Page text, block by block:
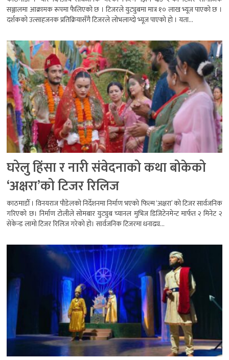
सञ्जालमा आक्रामक रूपमा फैलिएको छ । टिजरले युट्युबमा मात्र १० लाख भ्यूज पाएको छ ।
दर्शकको उत्साहजनक प्रतिक्रियासँगै टिजरले लोभलाग्दो भ्यूज पाएको हो । यता...
घरेलु हिंसा र नारी संवेदनाको कथा बोकेको
‘अक्षरा’को टिजर रिलिज
काठमाडौँ । विनयराज पौडेलको निर्देशनमा निर्माण भएको फिल्म ‘अक्षरा’ को टिजर सार्वजनिक
गरिएको छ। निर्माण टोलीले सोमबार युट्युब च्यानल मुभिज डिजिटेनमेन्ट मार्फत २ मिनेट २
सेकेन्ड लामो टिजर रिलिज गरेको हो। सार्वजनिक टिजरमा धनाढ्य...